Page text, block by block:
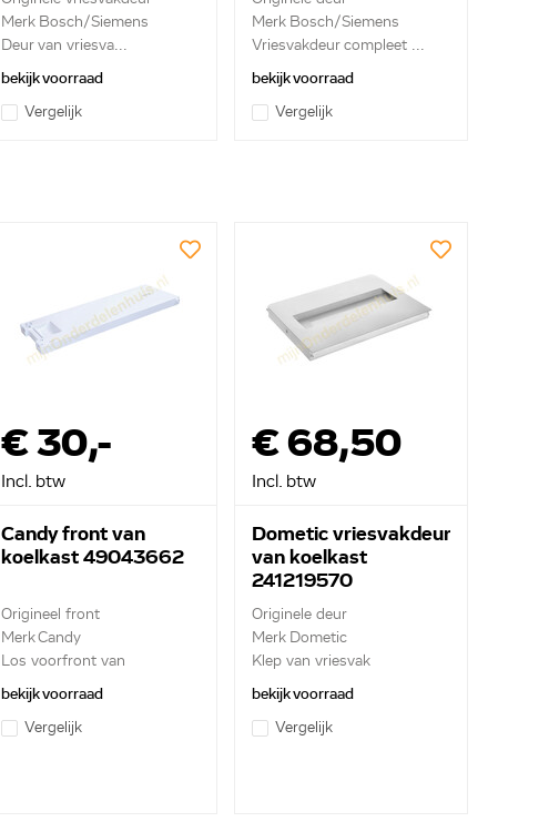
Merk Bosch/Siemens
Deur van vriesva...
bekijk voorraad
Vergelijk
Merk Bosch/Siemens
Vriesvakdeur compleet ...
bekijk voorraad
Vergelijk
€ 30,-
Incl. btw
Candy front van
koelkast 49043662
Origineel front
Merk Candy
Los voorfront van
vriesvakdeur ...
bekijk voorraad
Vergelijk
€ 68,50
Incl. btw
Dometic vriesvakdeur
van koelkast
241219570
Originele deur
Merk Dometic
Klep van vriesvak
bekijk voorraad
Vergelijk